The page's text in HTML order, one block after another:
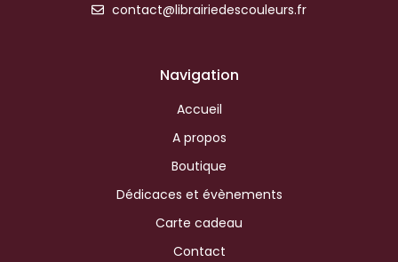
contact@librairiedescouleurs.fr
Navigation
Accueil
A propos
Boutique
Dédicaces et évènements
Carte cadeau
Contact